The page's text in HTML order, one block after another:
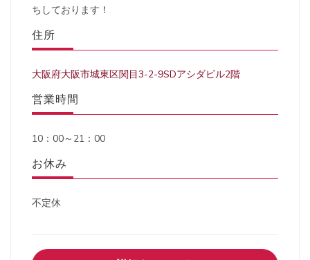
ちしております！
住所
大阪府大阪市城東区関目3-2-9SDアシダビル2階
営業時間
10：00～21：00
お休み
不定休